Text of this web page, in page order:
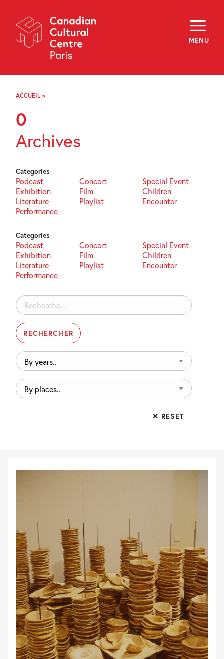
Navigation
MENU
About
Programming
Off-Site
Explore
FR
ACCUEIL >
0
Archives
Categories
Podcast Concert
Special Event
Exhibition
Film
Children
Literature
Playlist
Encounter
Performance
Categories
Podcast Concert
Special Event
Exhibition
Film
Children
Literature
Playlist
Encounter
Performance
Rechercher :
By
years..
By
places..
✕ RESET